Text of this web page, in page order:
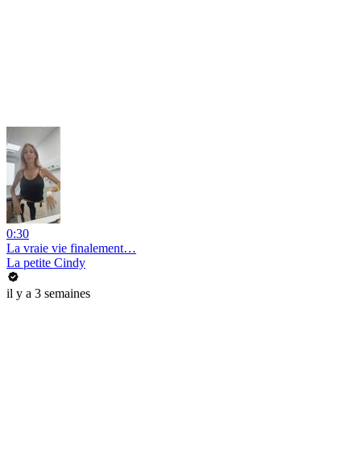
0:30
La vraie vie finalement…
La petite Cindy
il y a 3 semaines